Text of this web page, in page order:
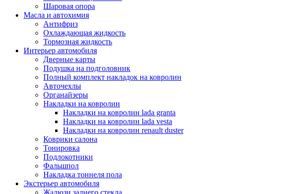
Шаровая опора
Масла и автохимия
Антифриз
Охлаждающая жидкость
Тормозная жидкость
Интерьер автомобиля
Дверные карты
Подушка на подголовник
Полный комплект накладок на ковролин
Авточехлы
Органайзеры
Накладки на ковролин
Накладки на ковролин lada granta
Накладки на ковролин lada vesta
Накладки на ковролин renault duster
Коврики салона
Тонировка
Подлокотники
Фальшпол
Накладка тоннеля пола
Экстерьер автомобиля
Жалюзи заднего стекла